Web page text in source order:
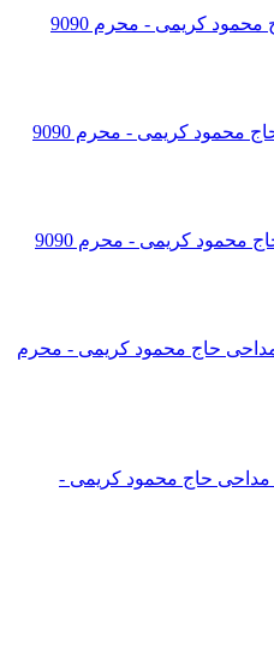
کریمی - محرم 90 90
محمود کریمی - محرم 90 90
کریمی - محرم 90 90
حاج محمود کریمی - محرم
حاج محمود کریمی -